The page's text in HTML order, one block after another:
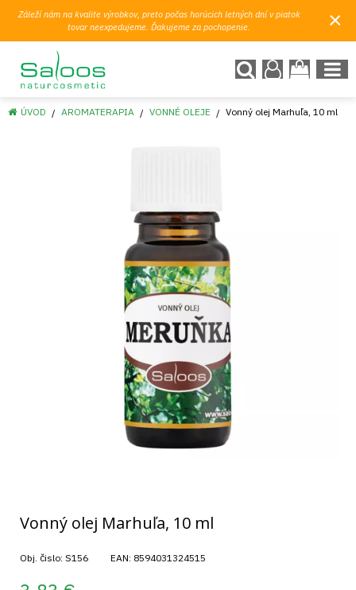
Záleží nám na kvalite výrobkov, preto počas horúcich letných dní v piatok
tovar neexpedujeme. Ďakujeme za pochopenie.
×
ÚVOD AROMATERAPIA VONNÉ OLEJE Vonný olej Marhuľa, 10 ml
Vonný olej Marhuľa, 10 ml
Obj. čislo: S156 EAN: 8594031324515